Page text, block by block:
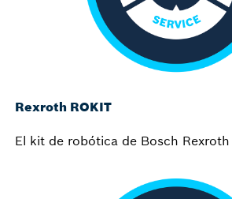
Rexroth ROKIT
El kit de robótica de Bosch Rexroth